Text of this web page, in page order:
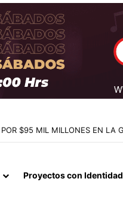
A CONTAR DE NOVIEMBRE
Proyectos con Identidad